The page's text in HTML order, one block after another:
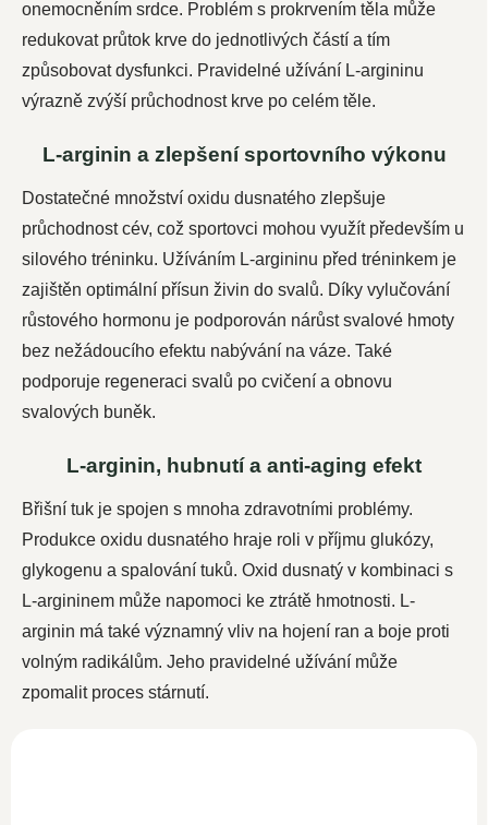
onemocněním srdce. Problém s prokrvením těla může
redukovat průtok krve do jednotlivých částí a tím
způsobovat dysfunkci. Pravidelné užívání L-argininu
výrazně zvýší průchodnost krve po celém těle.
L-arginin a zlepšení sportovního výkonu
Dostatečné množství oxidu dusnatého zlepšuje
průchodnost cév, což sportovci mohou využít především u
silového tréninku. Užíváním L-argininu před tréninkem je
zajištěn optimální přísun živin do svalů. Díky vylučování
růstového hormonu je podporován nárůst svalové hmoty
bez nežádoucího efektu nabývání na váze. Také
podporuje regeneraci svalů po cvičení a obnovu
svalových buněk.
L-arginin, hubnutí a anti-aging efekt
Břišní tuk je spojen s mnoha zdravotními problémy.
Produkce oxidu dusnatého hraje roli v příjmu glukózy,
glykogenu a spalování tuků. Oxid dusnatý v kombinaci s
L-argininem může napomoci ke ztrátě hmotnosti. L-
arginin má také významný vliv na hojení ran a boje proti
volným radikálům. Jeho pravidelné užívání může
zpomalit proces stárnutí.